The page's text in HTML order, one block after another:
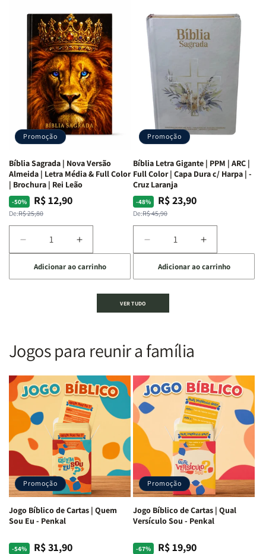
com
Mulheres
da
Bíblia
Isabelle
S.
Alves
com
as
Mulheres
da
Bíblia
|
Isabelle
S.
Alves
a
Bíblia
Livro
por
Livro
um
panorama
completo
dos
66
da
Bíblia
|
Equipe
teológica
Penkal
a
Bíblia
Livro
-
um
panorama
completo
dos
da
Bíblia
Penkal
Promoção
Bíblia Sagrada | Nova Versão
Almeida | Letra Média & Full Color
| Brochura | Rei Leão
-50%
Preço
normal
De:R$ 25,80
Preço
promocional
R$ 12,90
Diminuir
a
quantidade
de
Almeida
Letra
Média
Full
Color
Brochura
Rei
Leão
Aumentar
a
quantidade
de
Bíblia
Almeida
Letra
Média
&amp;
Full
Color
|
Brochura
|
Rei
Leão
Adicionar ao carrinho
Promoção
Bíblia Letra Gigante | PPM | ARC |
Full Color | Capa Dura c/ Harpa | -
Cruz Laranja
-48%
Preço
normal
De:R$ 45,90
Preço
promocional
R$ 23,90
Diminuir
a
quantidade
de
Bíblia
PPM
|
|
Full
Color
Capa
Dura
Harpa
|
-
Cruz
Laranja
Aumentar
a
quantidade
de
|
Full
Color
|
Capa
Dura
Harpa
|
-
Cruz
Laranja
Adicionar ao carrinho
VER TUDO
Jogos para reunir a família
Promoção
Jogo Bíblico de Cartas | Quem
Sou Eu - Penkal
-54%
Preço
PreçoR$ 31,90
Promoção
Jogo Bíblico de Cartas | Qual
Versículo Sou - Penkal
-67%
Preço
PreçoR$ 19,90